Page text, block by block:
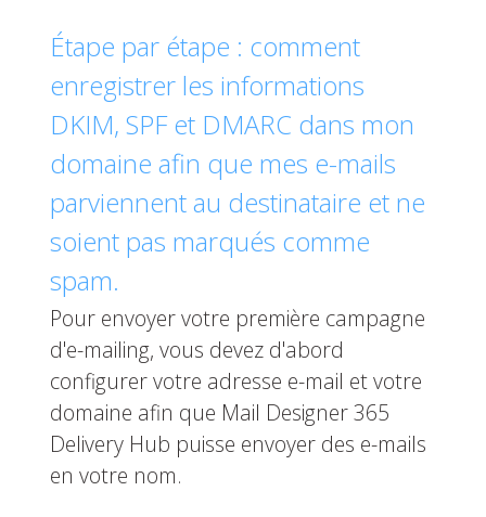
Étape par étape : comment
enregistrer les informations
DKIM, SPF et DMARC dans mon
domaine afin que mes e-mails
parviennent au destinataire et ne
soient pas marqués comme
spam.
Pour envoyer votre première campagne
d'e-mailing, vous devez d'abord
configurer votre adresse e-mail et votre
domaine afin que Mail Designer 365
Delivery Hub puisse envoyer des e-mails
en votre nom.